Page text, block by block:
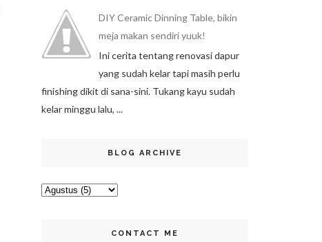
DIY Ceramic Dinning Table, bikin
meja makan sendiri yuuk!
Ini cerita tentang renovasi dapur
yang sudah kelar tapi masih perlu
finishing dikit di sana-sini. Tukang kayu sudah
kelar minggu lalu, ...
BLOG ARCHIVE
CONTACT ME